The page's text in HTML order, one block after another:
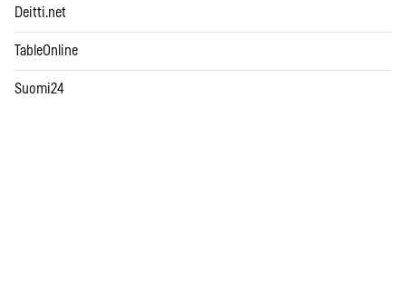
Deitti.net
TableOnline
Suomi24